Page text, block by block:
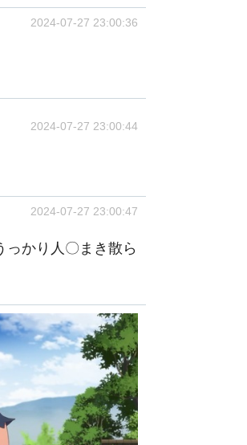
2024-07-27 23:00:36
2024-07-27 23:00:44
2024-07-27 23:00:47
っかり人〇まき散ら